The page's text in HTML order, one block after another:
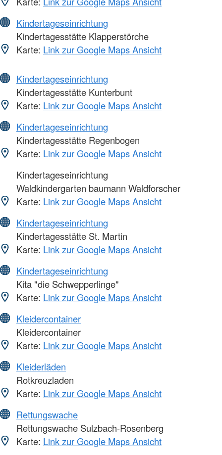
Kindertageseinrichtung
Kindertagesstätte Klapperstörche
Karte: Link zur Google Maps Ansicht
Kindertageseinrichtung
Kindertagesstätte Kunterbunt
Karte: Link zur Google Maps Ansicht
Kindertageseinrichtung
Kindertagesstätte Regenbogen
Karte: Link zur Google Maps Ansicht
Kindertageseinrichtung
Waldkindergarten baumann Waldforscher
Karte: Link zur Google Maps Ansicht
Kindertageseinrichtung
Kindertagesstätte St. Martin
Karte: Link zur Google Maps Ansicht
Kindertageseinrichtung
Kita "die Schwepperlinge"
Karte: Link zur Google Maps Ansicht
Kleidercontainer
Kleidercontainer
Karte: Link zur Google Maps Ansicht
Kleiderläden
Rotkreuzladen
Karte: Link zur Google Maps Ansicht
Rettungswache
Rettungswache Sulzbach-Rosenberg
Karte: Link zur Google Maps Ansicht